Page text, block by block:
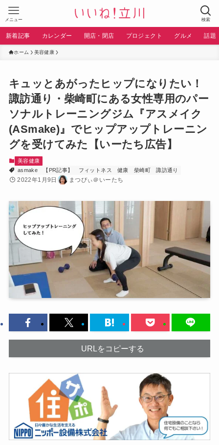
検索
メニュー
新着記事 カレンダー 開店・閉店 プロジェクト グルメ 話題
ホーム 美容健康
キュッとあがったヒップになりたい！
諏訪通り・柴崎町にある女性専用のパー
ソナルトレーニングジム『アスメイク
(ASmake)』でヒップアップトレーニン
グを受けてみた【いーたち広告】
美容健康
asmake
【PR記事】 フィットネス 健康 柴崎町 諏訪通り
2022年1月9日 まつぴぃ＠いーたち
URLをコピーする